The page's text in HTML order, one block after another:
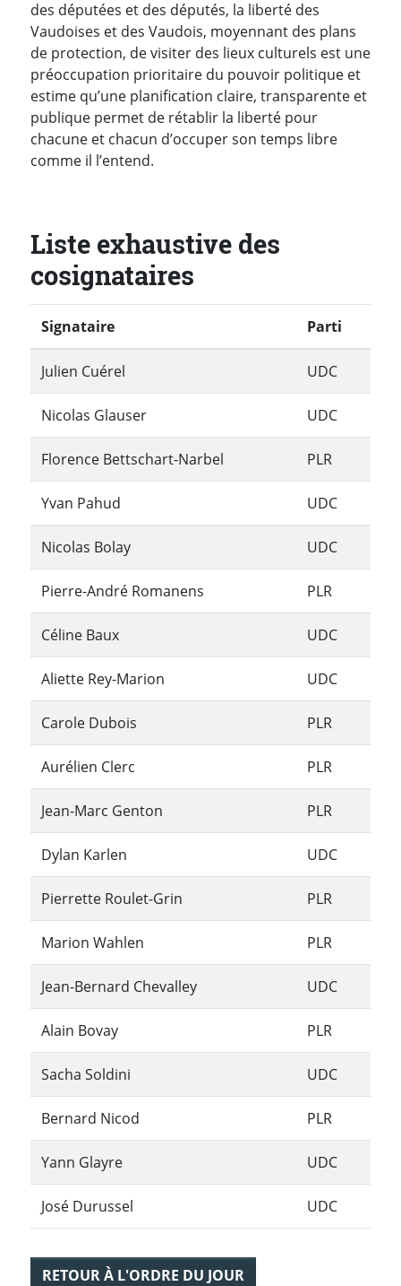
des députées et des députés, la liberté des
Vaudoises et des Vaudois, moyennant des plans
de protection, de visiter des lieux culturels est une
préoccupation prioritaire du pouvoir politique et
estime qu’une planification claire, transparente et
publique permet de rétablir la liberté pour
chacune et chacun d’occuper son temps libre
comme il l’entend.
Liste exhaustive des
cosignataires
Signataire Parti
Julien Cuérel UDC
Nicolas Glauser UDC
Florence Bettschart-Narbel PLR
Yvan Pahud UDC
Nicolas Bolay UDC
Pierre-André Romanens PLR
Céline Baux UDC
Aliette Rey-Marion UDC
Carole Dubois PLR
Aurélien Clerc PLR
Jean-Marc Genton PLR
Dylan Karlen UDC
Pierrette Roulet-Grin PLR
Marion Wahlen PLR
Jean-Bernard Chevalley UDC
Alain Bovay PLR
Sacha Soldini UDC
Bernard Nicod PLR
Yann Glayre UDC
José Durussel UDC
RETOUR À L'ORDRE DU JOUR